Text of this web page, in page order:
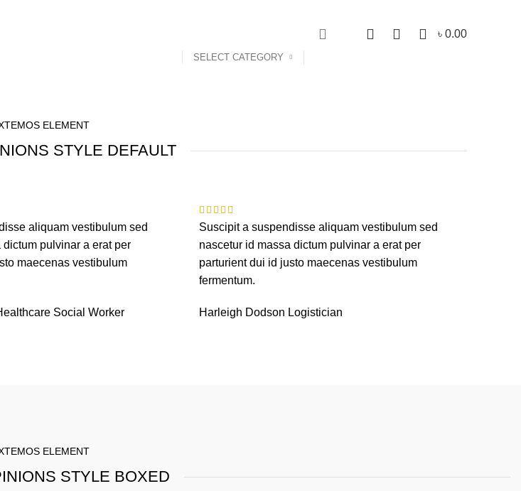
SELECT CATEGORY
৳ 0.00
Contact Us
ELEMENT
STYLE DEFAULT
aliquam vestibulum sed
pulvinar a erat per
maecenas vestibulum
Social Worker
Suscipit a suspendisse aliquam vestibulum sed
nascetur id massa dictum pulvinar a erat per
parturient dui id justo maecenas vestibulum
fermentum.
Harleigh Dodson Logistician
ELEMENT
STYLE BOXED